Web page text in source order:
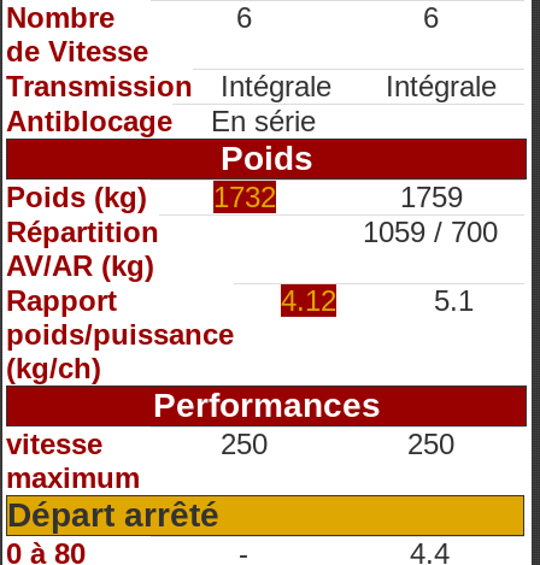
Nombre
de Vitesse
6 6
Transmission Intégrale
Intégrale
Antiblocage
En série
Poids
Poids (kg) 1732
1759
Répartition
AV/AR (kg)
1059 / 700
Rapport
poids/puissance
(kg/ch)
4.12 5.1
Performances
vitesse
maximum
250 250
Départ arrêté
0 à 80 - 4.4